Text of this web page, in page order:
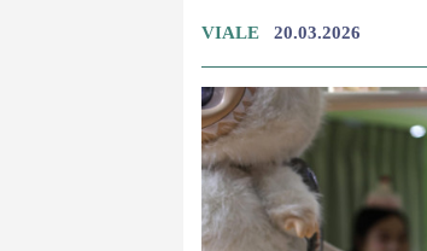
VIALE 20.03.2026